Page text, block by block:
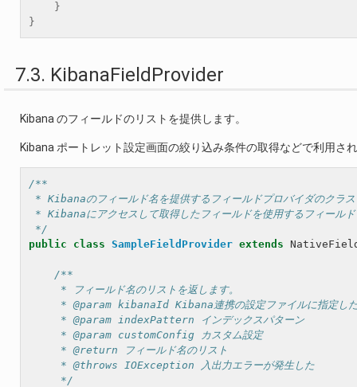
}
}
7.3. KibanaFieldProvider
Kibana のフィールドのリストを提供します。
Kibana ポートレット設定画面の絞り込み条件の取得などで利用さ
/**
* Kibanaのフィールド名を提供するフィールドプロバイダのクラス
* Kibanaにアクセスして取得したフィールドを使用するフィールド
*/
public
class SampleFieldProvider extends
/**
     * フィールド名のリストを返します。
* @param kibanaId Kibana連携の設定ファイルに指定し
     * @param indexPattern インデックスパターン
     * @param customConfig カスタム設定
     * @return フィールド名のリスト
     * @throws IOException 入出力エラーが発生した
     */